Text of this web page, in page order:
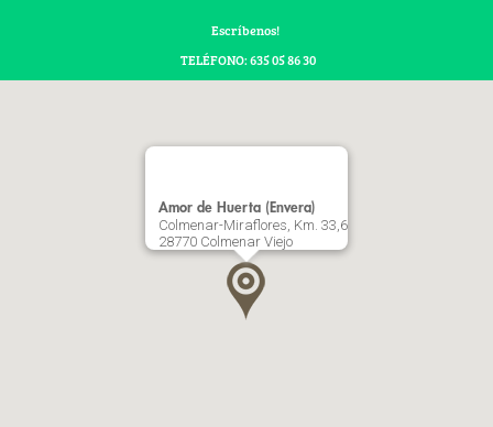
Escríbenos!
TELÉFONO: 635 05 86 30
Amor de Huerta (Envera)
Colmenar-Miraflores, Km. 33,6
28770 Colmenar Viejo